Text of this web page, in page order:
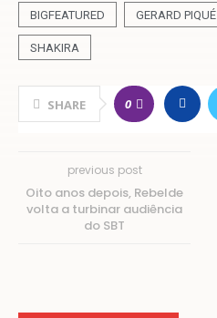
BIGFEATURED GERARD PIQUÉ
SHAKIRA
SHARE 0
previous post
Oito anos depois, Rebelde
volta a turbinar audiência
do SBT